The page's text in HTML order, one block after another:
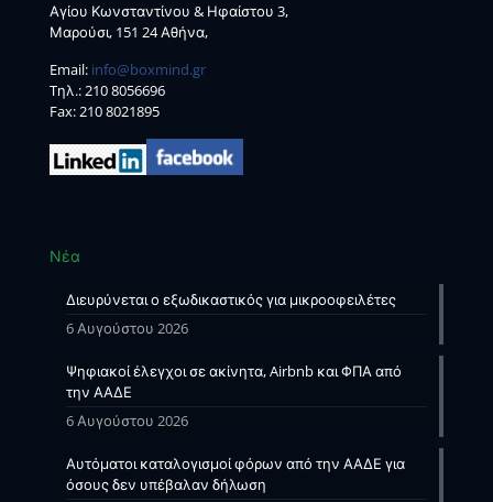
Αγίου Κωνσταντίνου & Ηφαίστου 3,
Μαρούσι, 151 24 Αθήνα,
Email: info@boxmind.gr
Tηλ.:210 8056696
Fax: 210 8021895
Νέα
Διευρύνεται ο εξωδικαστικός για μικροοφειλέτες
6 Αυγούστου 2026
Ψηφιακοί έλεγχοι σε ακίνητα, Airbnb και ΦΠΑ από
την ΑΑΔΕ
6 Αυγούστου 2026
Αυτόματοι καταλογισμοί φόρων από την ΑΑΔΕ για
όσους δεν υπέβαλαν δήλωση